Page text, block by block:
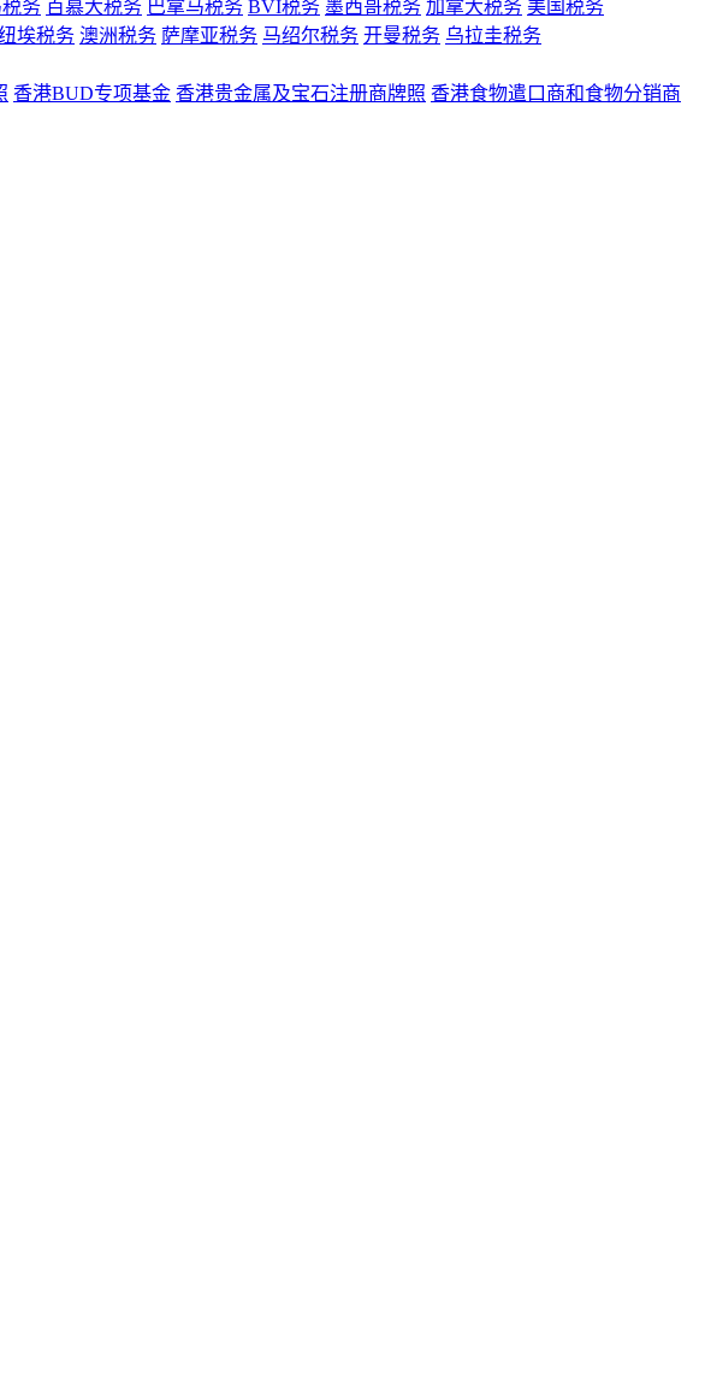
税务 百慕大税务 巴拿马税务 BVI税务 墨西哥税务 加拿大税务 美国税务
埃税务 澳洲税务 萨摩亚税务 马绍尔税务 开曼税务 乌拉圭税务
香港BUD专项基金 香港贵金属及宝石注册商牌照 香港食物遣口商和食物分销商